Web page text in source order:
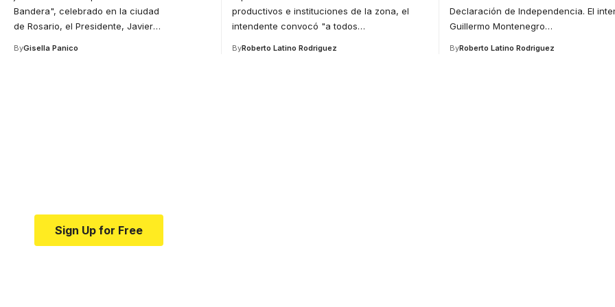
Bandera", celebrado en la ciudad
de Rosario, el Presidente, Javier…
ByGisella Panico
productivos e instituciones de la zona, el
intendente convocó "a todos…
ByRoberto Latino Rodriguez
Declaración de Independencia. El
Guillermo Montenegro…
ByRoberto Latino Rodriguez
Sign Up for Free